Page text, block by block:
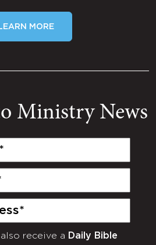
MORE
Ministry News
receive a Daily Bible